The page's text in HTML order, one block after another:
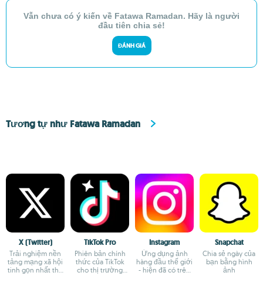
Vẫn chưa có ý kiến về Fatawa Ramadan. Hãy là người
đầu tiên chia sẻ!
ĐÁNH GIÁ
Tương tự như Fatawa Ramadan
X (Twitter)
Trải nghiệm nền
tảng mạng xã hội
tinh gọn nhất thế
TikTok Pro
Phiên bản chính
thức của TikTok
cho thị trường
Instagram
Ứng dụng ảnh
hàng đầu thế giới
- hiện đã có trên
Snapchat
Chia sẻ ngày của
bạn bằng hình
ảnh